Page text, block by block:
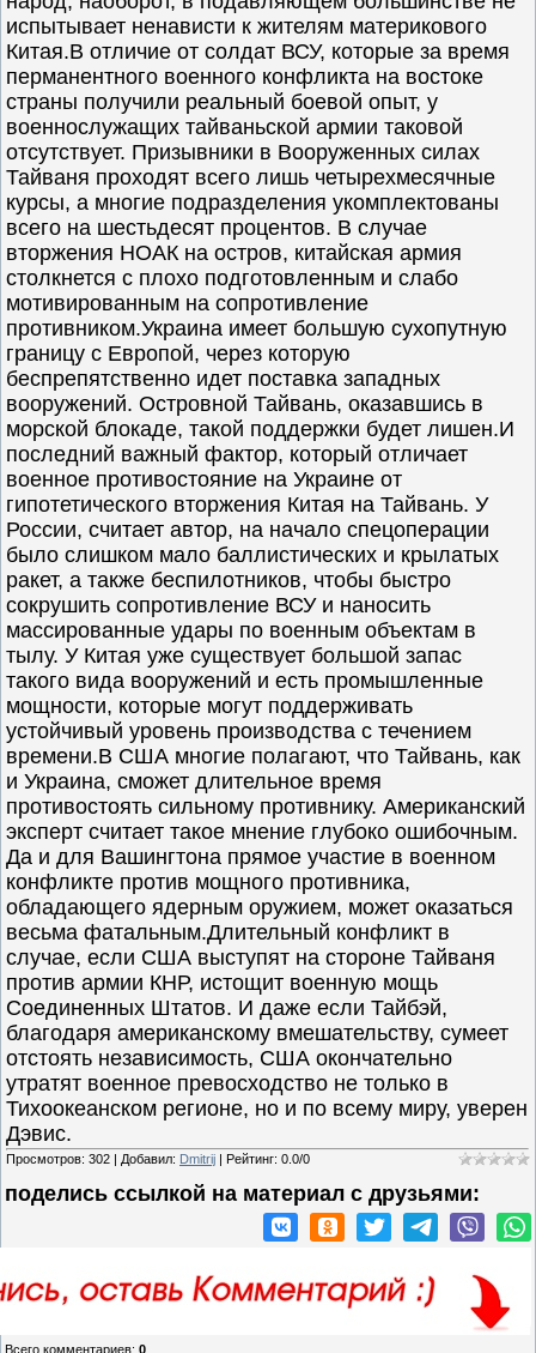
испытывает ненависти к жителям материкового
Китая.В отличие от солдат ВСУ, которые за время
перманентного военного конфликта на востоке
страны получили реальный боевой опыт, у
военнослужащих тайваньской армии таковой
отсутствует. Призывники в Вооруженных силах
Тайваня проходят всего лишь четырехмесячные
курсы, а многие подразделения укомплектованы
всего на шестьдесят процентов. В случае
вторжения НОАК на остров, китайская армия
столкнется с плохо подготовленным и слабо
мотивированным на сопротивление
противником.Украина имеет большую сухопутную
границу с Европой, через которую
беспрепятственно идет поставка западных
вооружений. Островной Тайвань, оказавшись в
морской блокаде, такой поддержки будет лишен.И
последний важный фактор, который отличает
военное противостояние на Украине от
гипотетического вторжения Китая на Тайвань. У
России, считает автор, на начало спецоперации
было слишком мало баллистических и крылатых
ракет, а также беспилотников, чтобы быстро
сокрушить сопротивление ВСУ и наносить
массированные удары по военным объектам в
тылу. У Китая уже существует большой запас
такого вида вооружений и есть промышленные
мощности, которые могут поддерживать
устойчивый уровень производства с течением
времени.В США многие полагают, что Тайвань, как
и Украина, сможет длительное время
противостоять сильному противнику. Американский
эксперт считает такое мнение глубоко ошибочным.
Да и для Вашингтона прямое участие в военном
конфликте против мощного противника,
обладающего ядерным оружием, может оказаться
весьма фатальным.Длительный конфликт в
случае, если США выступят на стороне Тайваня
против армии КНР, истощит военную мощь
Соединенных Штатов. И даже если Тайбэй,
благодаря американскому вмешательству, сумеет
отстоять независимость, США окончательно
утратят военное превосходство не только в
Тихоокеанском регионе, но и по всему миру, уверен
Дэвис.
Просмотров: 302 | Добавил: Dmitrij | Рейтинг: 0.0/0
поделись ссылкой на материал c друзьями:
Всего комментариев: 0